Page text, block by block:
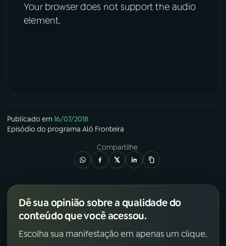
Your browser does not support the audio
element.
Publicado em16/07/2018
Episódio do programa Alô Fronteira
Compartilhe
Dê sua opinião sobre a qualidade do
conteúdo que você acessou.
Escolha sua manifestação em apenas um clique.